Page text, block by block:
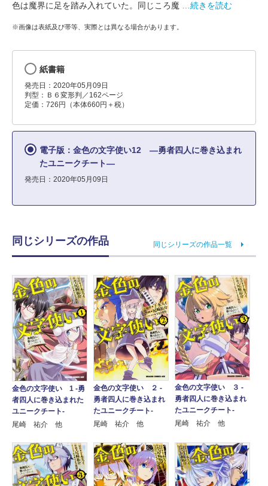
色は魔界に足を踏み入れていた。同じころ魔
…続きを読む
※画像は表紙及び帯等、実際とは異なる場合があります。
紙書籍
発売日：2020年05月09日
判型：Ｂ６変形判／162ページ
定価：726円（本体660円＋税）
電子版：金色の文字使い12 ―勇者四人に巻き込まれ
たユニークチート―
発売日：2020年05月09日
同じシリーズの作品 同じシリーズの作品一覧
金色の文字使い 1 ‐勇
者四人に巻き込まれた
ユニークチート‐
尾崎 祐介 他
金色の文字使い ２ ‐
勇者四人に巻き込まれ
たユニークチート‐
尾崎 祐介 他
金色の文字使い ３ ‐
勇者四人に巻き込まれ
たユニークチート‐
尾崎 祐介 他